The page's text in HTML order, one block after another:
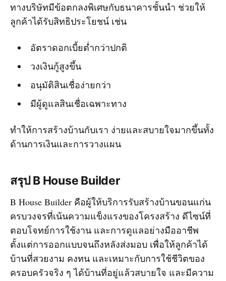
ทางบริษัทมีข้อตกลงพิเศษกับธนาคารชั้นนำ ช่วยให้
ลูกค้าได้รับสิทธิประโยชน์ เช่น
อัตราดอกเบี้ยต่ำกว่าปกติ
วงเงินกู้สูงขึ้น
อนุมัติสินเชื่อง่ายกว่า
มีผู้ดูแลสินเชื่อเฉพาะทาง
ทำให้การสร้างบ้านกับเรา ง่ายและสบายใจมากขึ้นทั้ง
ด้านการเงินและการวางแผน
สรุป B House Builder
B House Builder คือผู้ให้บริการรับสร้างบ้านขอนแก่น
ครบวงจรที่เน้นความแข็งแรงของโครงสร้าง ดีไซน์ที่
ตอบโจทย์การใช้งาน และการดูแลอย่างมืออาชีพ
ตั้งแต่การออกแบบจนถึงหลังส่งมอบ เพื่อให้ลูกค้าได้
บ้านที่สวยงาม คงทน และเหมาะกับการใช้ชีวิตของ
ครอบครัวจริง ๆ ได้บ้านที่อยู่แล้วสบายใจ และมีความ